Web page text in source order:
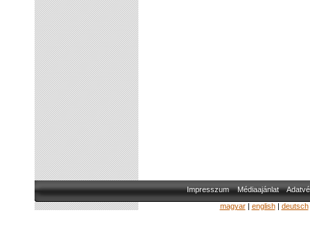
Impresszum Médiaajánlat
magyar| english| deutsch